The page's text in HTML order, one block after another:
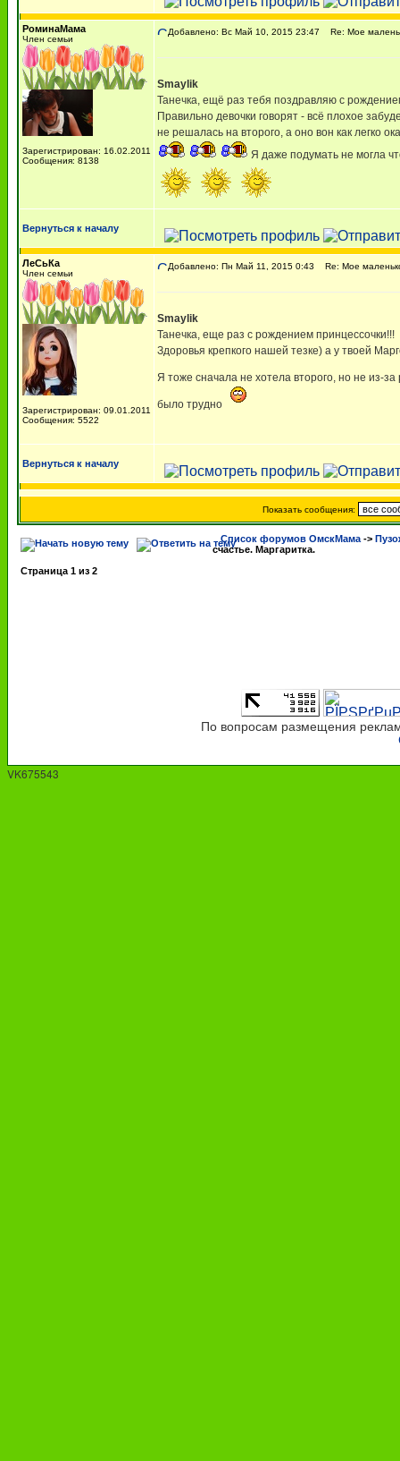
РоминаМама
Член семьи
Зарегистрирован: 16.02.2011
Сообщения: 8138
Добавлено: Вс Май 10, 2015 23:47 Re: Мое
Smaylik
Танечка, ещё раз тебя поздравляю с
Правильно девочки говорят - всё плохое
не решалась на второго, а оно вон как легко
Я даже подумать не могла
Вернуться к началу
ЛеСьКа
Член семьи
Зарегистрирован: 09.01.2011
Сообщения: 5522
Добавлено: Пн Май 11, 2015 0:43 Re: Мое
Smaylik
Танечка, еще раз с рождением принцессочки!!!
Здоровья крепкого нашей тезке) а у твоей
Я тоже сначала не хотела второго, но не из-
было трудно
Вернуться к началу
Показать сообщения:
Список форумов ОмскМама ->
счастье. Маргаритка.
Страница 1 из 2
По вопросам размещения
VK675543